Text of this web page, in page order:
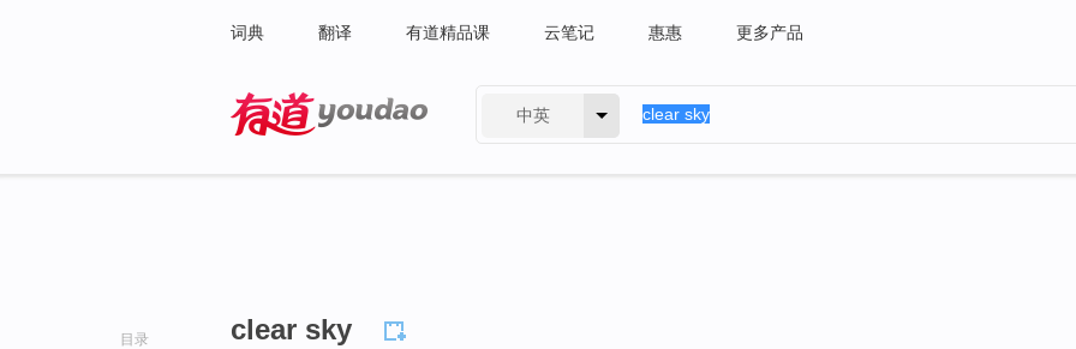
词典 翻译 有道精品课 云笔记 惠惠 更多产品
中英
目录 clear sky